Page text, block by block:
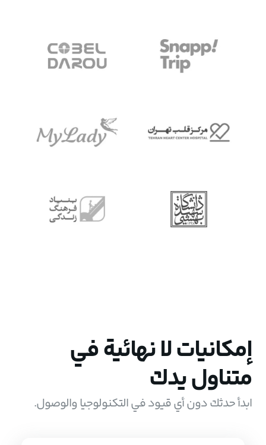
إمكانيات لا نهائية في
متناول يدك
ابدأ حدثك دون أي قيود في التكنولوجيا والوصول.